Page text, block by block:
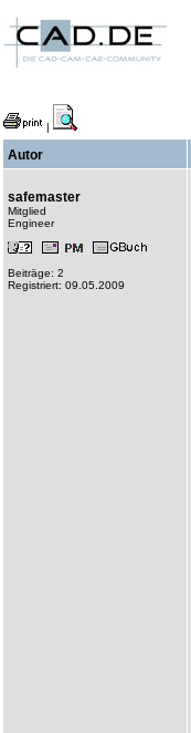
|
Autor
safemaster
Mitglied
Engineer
Beiträge: 2
Registriert: 09.05.2009